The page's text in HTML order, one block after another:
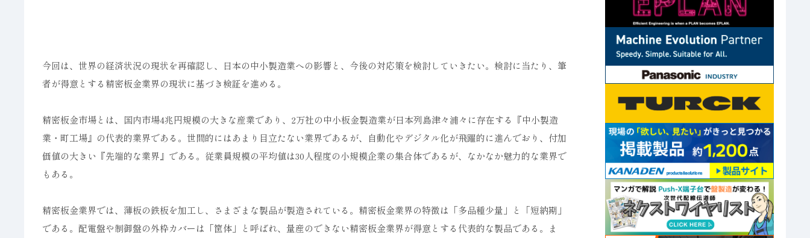
今回は、世界の経済状況の現状を再確認し、日本の中小製造業への影響と、今後の対応策を検討していきたい。検討に当たり、筆
者が得意とする精密板金業界の現状に基づき検証を進める。
精密板金市場とは、国内市場4兆円規模の大きな産業であり、2万社の中小板金製造業が日本列島津々浦々に存在する『中小製造
業・町工場』の代表的業界である。世間的にはあまり目立たない業界であるが、自動化やデジタル化が飛躍的に進んでおり、付加
価値の大きい『先端的な業界』である。従業員規模の平均値は30人程度の小規模企業の集合体であるが、なかなか魅力的な業界で
もある。
精密板金業界では、薄板の鉄板を加工し、さまざまな製品が製造されている。精密板金業界の特徴は「多品種少量」と「短納期」
である。配電盤や制御盤の外枠カバーは「筐体」と呼ばれ、量産のできない精密板金業界が得意とする代表的な製品である。ま